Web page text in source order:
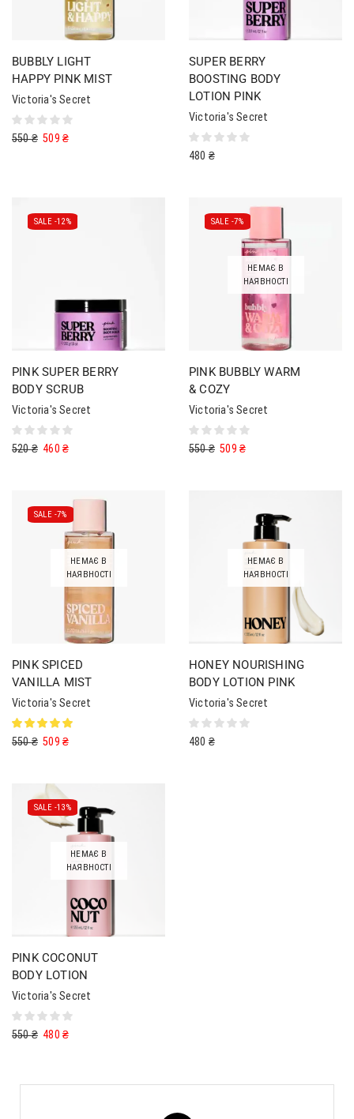
BUBBLY LIGHT
HAPPY PINK MIST
Victoria's Secret
550₴ 509₴
SUPER BERRY
BOOSTING BODY
LOTION PINK
Victoria's Secret
480 ₴
SALE -12%
PINK SUPER BERRY
BODY SCRUB
Victoria's Secret
520₴ 460₴
SALE -7%
НЕМАЄ В
НАЯВНОСТІ
PINK BUBBLY WARM
& COZY
Victoria's Secret
550₴ 509₴
SALE -7%
НЕМАЄ В
НАЯВНОСТІ
PINK SPICED
VANILLA MIST
Victoria's Secret
550₴ 509₴
НЕМАЄ В
НАЯВНОСТІ
HONEY NOURISHING
BODY LOTION PINK
Victoria's Secret
480 ₴
SALE -13%
НЕМАЄ В
НАЯВНОСТІ
PINK COCONUT
BODY LOTION
Victoria's Secret
550₴ 480₴